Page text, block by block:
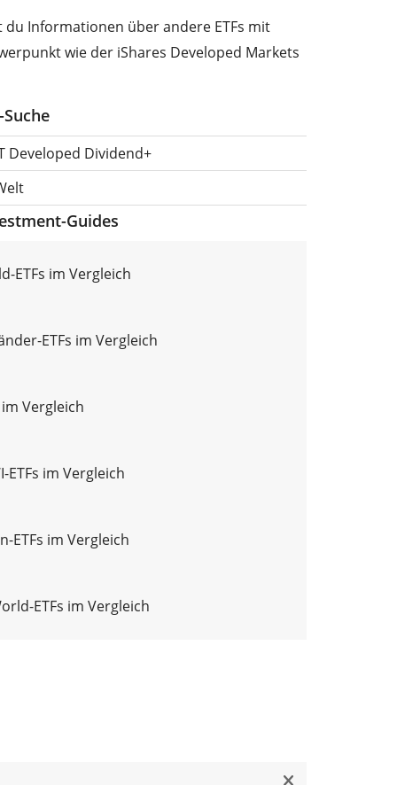
Informationen über andere ETFs mit
wie der iShares Developed Markets
Developed Dividend+
Guides
ETFs im Vergleich
ETFs im Vergleich
im Vergleich
ETFs im Vergleich
ETFs im Vergleich
ETFs im Vergleich